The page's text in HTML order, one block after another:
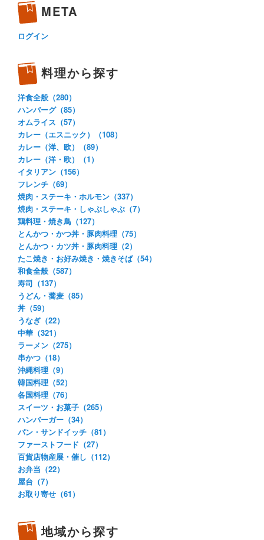
META
ログイン
料理から探す
洋食全般（280）
ハンバーグ（85）
オムライス（57）
カレー（エスニック）（108）
カレー（洋、欧）（89）
カレー（洋・欧）（1）
イタリアン（156）
フレンチ（69）
焼肉・ステーキ・ホルモン（337）
焼肉・ステーキ・しゃぶしゃぶ（7）
鶏料理・焼き鳥（127）
とんかつ・かつ丼・豚肉料理（75）
とんかつ・カツ丼・豚肉料理（2）
たこ焼き・お好み焼き・焼きそば（54）
和食全般（587）
寿司（137）
うどん・蕎麦（85）
丼（59）
うなぎ（22）
中華（321）
ラーメン（275）
串かつ（18）
沖縄料理（9）
韓国料理（52）
各国料理（76）
スイーツ・お菓子（265）
ハンバーガー（34）
パン・サンドイッチ（81）
ファーストフード（27）
百貨店物産展・催し（112）
お弁当（22）
屋台（7）
お取り寄せ（61）
地域から探す